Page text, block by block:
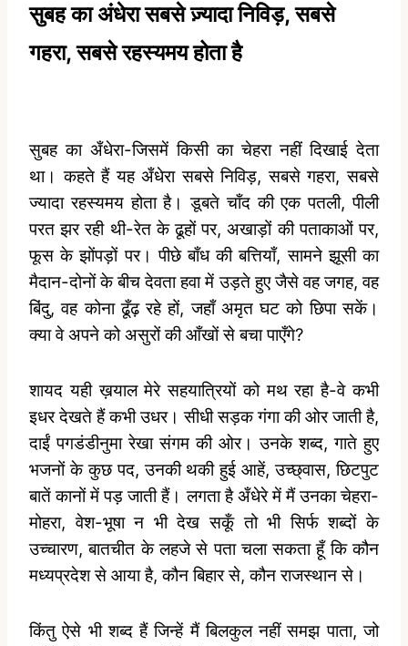
सुबह का अंधेरा सबसे ज़्यादा निविड़, सबसे
गहरा, सबसे रहस्यमय होता है
सुबह का अँधेरा-जिसमें किसी का चेहरा नहीं दिखाई देता
था। कहते हैं यह अँधेरा सबसे निविड़, सबसे गहरा, सबसे
ज्यादा रहस्‍यमय होता है। डूबते चाँद की एक पतली, पीली
परत झर रही थी-रेत के ढूहों पर, अखाड़ों की पताकाओं पर,
फूस के झोंपड़ों पर। पीछे बाँध की बत्तियाँ, सामने झूसी का
मैदान-दोनों के बीच देवता हवा में उड़ते हुए जैसे वह जगह, वह
बिंदु, वह कोना ढूँढ़ रहे हों, जहाँ अमृत घट को छिपा सकें।
क्‍या वे अपने को असुरों की आँखों से बचा पाएँगे?
शायद यही ख़याल मेरे सहयात्रियों को मथ रहा है-वे कभी
इधर देखते हैं कभी उधर। सीधी सड़क गंगा की ओर जाती है,
दाईं पगडंडीनुमा रेखा संगम की ओर। उनके शब्‍द, गाते हुए
भजनों के कुछ पद, उनकी थकी हुई आहें, उच्‍छ्वास, छिटपुट
बातें कानों में पड़ जाती हैं। लगता है अँधेरे में मैं उनका चेहरा-
मोहरा, वेश-भूषा न भी देख सकूँ तो भी सिर्फ शब्‍दों के
उच्‍चारण, बातचीत के लहजे से पता चला सकता हूँ कि कौन
मध्‍यप्रदेश से आया है, कौन बिहार से, कौन राजस्‍थान से।
किंतु ऐसे भी शब्‍द हैं जिन्‍हें मैं बिलकुल नहीं समझ पाता, जो